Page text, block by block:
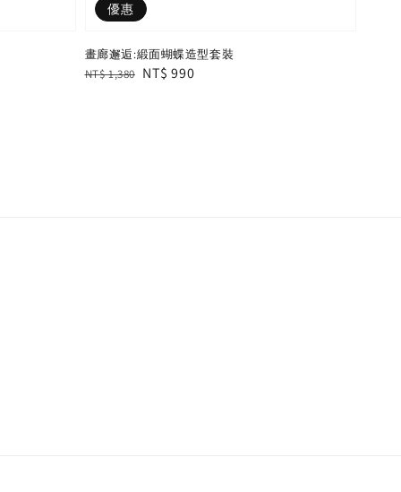
優惠
畫廊邂逅:緞面蝴蝶造型套裝
Regular
NT$ 1,380 Sale
NT$ 990